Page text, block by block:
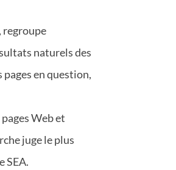
regroupe
naturels des
en question,
Web et
juge le plus
SEA.